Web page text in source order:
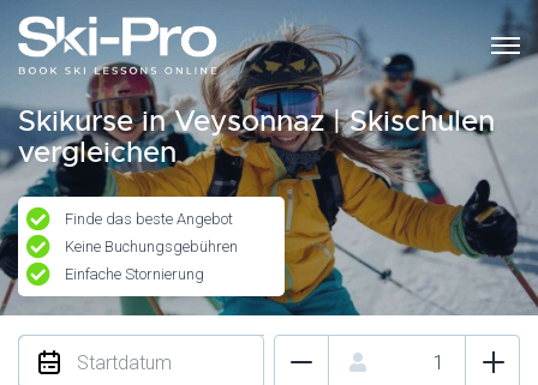
Skikurse in Veysonnaz | Skischulen
vergleichen
Finde das beste Angebot
Keine Buchungsgebühren
Einfache Stornierung